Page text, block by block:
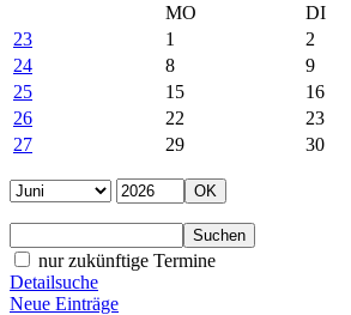
MO DI
23
1 2
24
8 9
25
15 16
26
22 23
27
29 30
nur zukünftige Termine
Detailsuche
Neue Einträge